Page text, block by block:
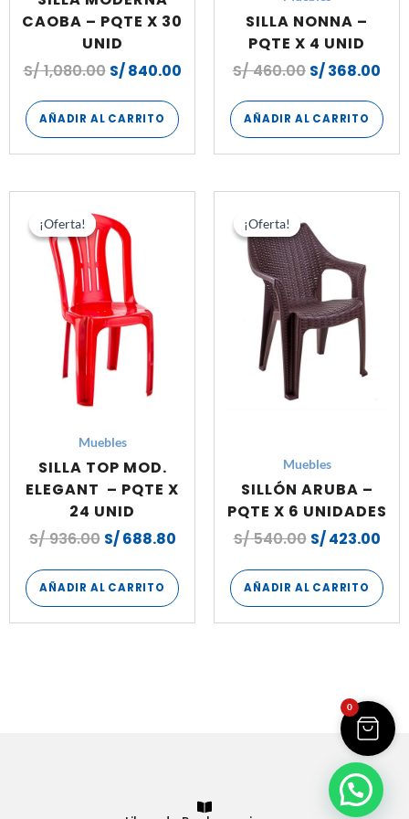
CAOBA – PQTE X 30
UNID
S/1,080.00 S/840.00
AÑADIR AL CARRITO
SILLA NONNA –
PQTE X 4 UNID
S/460.00 S/368.00
AÑADIR AL CARRITO
¡Oferta!
¡Oferta!
Muebles
SILLA TOP MOD.
ELEGANT – PQTE X
24 UNID
S/936.00
precio
original
era:
S/ 936.00.
S/688.80
AÑADIR AL CARRITO
¡Oferta!
¡Oferta!
Muebles
SILLÓN ARUBA –
PQTE X 6 UNIDADES
S/540.00
original
era:
S/ 540.00.
S/423.00
AÑADIR AL CARRITO
0